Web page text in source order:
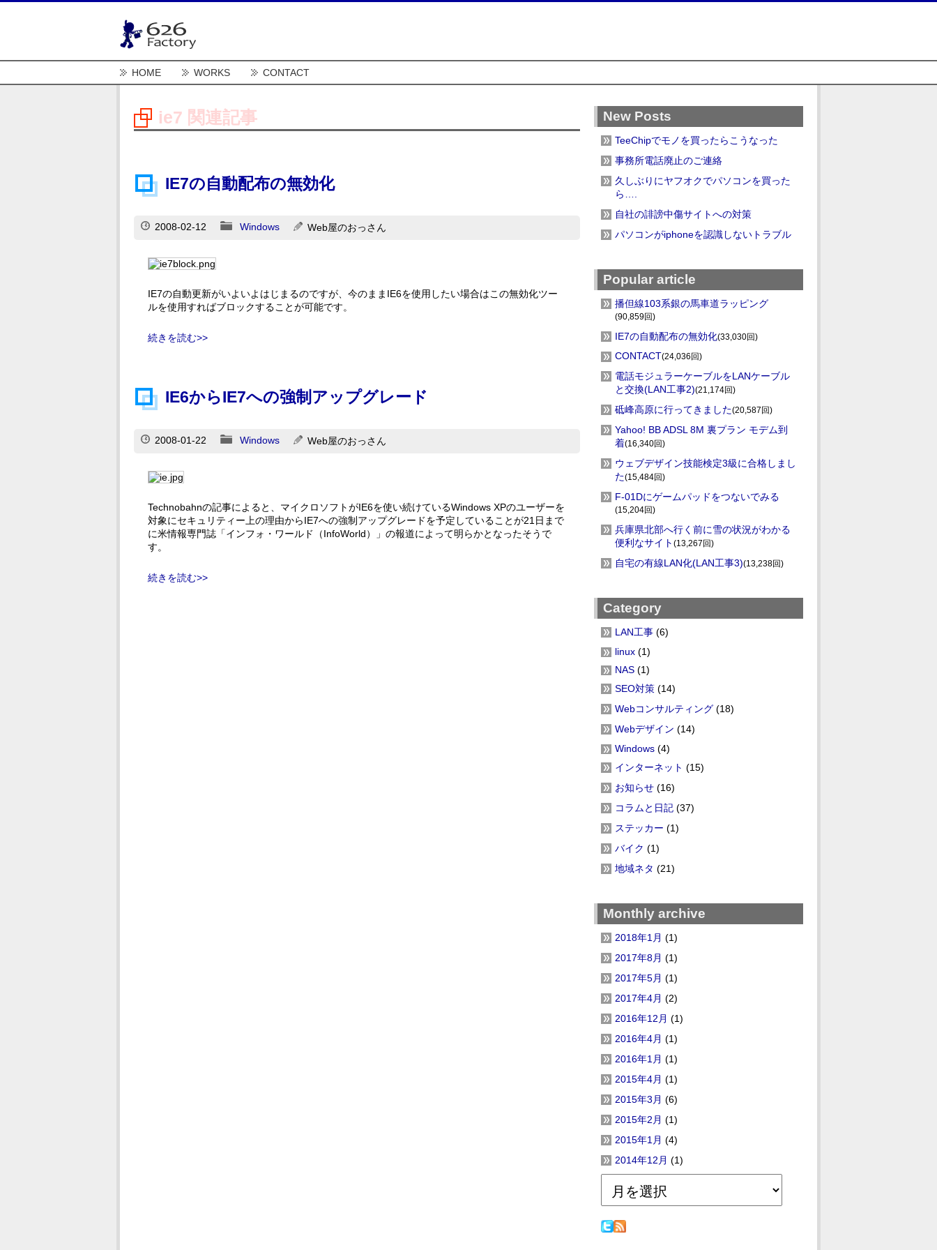
HOME WORKS CONTACT
ie7 関連記事
IE7の自動配布の無効化
2008-02-12 Windows Web屋のおっさん
IE7の自動更新がいよいよはじまるのですが、今のままIE6を使用したい場合はこの無効化ツー
ルを使用すればブロックすることが可能です。
続きを読む>>
IE6からIE7への強制アップグレード
2008-01-22 Windows Web屋のおっさん
Technobahnの記事によると、マイクロソフトがIE6を使い続けているWindows XPのユーザーを
対象にセキュリティー上の理由からIE7への強制アップグレードを予定していることが21日まで
に米情報専門誌「インフォ・ワールド（InfoWorld）」の報道によって明らかとなったそうで
す。
続きを読む>>
New Posts
TeeChipでモノを買ったらこうなった
事務所電話廃止のご連絡
久しぶりにヤフオクでパソコンを買った
ら….
自社の誹謗中傷サイトへの対策
パソコンがiphoneを認識しないトラブル
Popular article
播但線103系銀の馬車道ラッピング
(90,859回)
IE7の自動配布の無効化(33,030回)
CONTACT(24,036回)
電話モジュラーケーブルをLANケーブル
と交換(LAN工事2)(21,174回)
砥峰高原に行ってきました(20,587回)
Yahoo! BB ADSL 8M 裏プラン モデム到
着(16,340回)
ウェブデザイン技能検定3級に合格しまし
た(15,484回)
F-01Dにゲームパッドをつないでみる
(15,204回)
兵庫県北部へ行く前に雪の状況がわかる
便利なサイト (13,267回)
自宅の有線LAN化(LAN工事3)(13,238回)
Category
LAN工事 (6)
linux (1)
NAS (1)
SEO対策 (14)
Webコンサルティング (18)
Webデザイン (14)
Windows (4)
インターネット (15)
お知らせ (16)
コラムと日記 (37)
ステッカー (1)
バイク (1)
地域ネタ (21)
Monthly archive
2018年1月 (1)
2017年8月 (1)
2017年5月 (1)
2017年4月 (2)
2016年12月 (1)
2016年4月 (1)
2016年1月 (1)
2015年4月 (1)
2015年3月 (6)
2015年2月 (1)
2015年1月 (4)
2014年12月 (1)